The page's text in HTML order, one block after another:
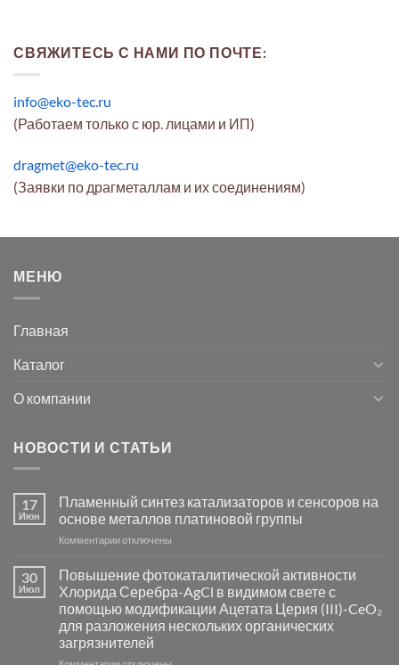
СВЯЖИТЕСЬ С НАМИ ПО ПОЧТЕ:
info@eko-tec.ru
(Работаем только с юр. лицами и ИП)
dragmet@eko-tec.ru
(Заявки по драгметаллам и их соединениям)
МЕНЮ
Главная
Каталог
О компании
НОВОСТИ И СТАТЬИ
17
Июн
Пламенный синтез катализаторов и сенсоров на
основе металлов платиновой группы
Комментариик
Пламенный
синтез
катализаторов
и
сенсоров
на
основе
отключены
30
Июл
Повышение фотокаталитической активности
Хлорида Серебра-AgCl в видимом свете с
помощью модификации Ацетата Церия (III)-CeO₂
для разложения нескольких органических
загрязнителей